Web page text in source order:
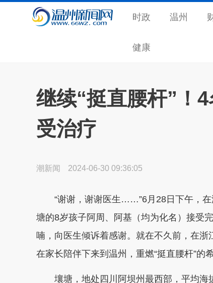
时政 温州
健康
继续“挺直腰杆”！
受治疗
潮新闻 2024-06-30 09:36:05
“谢谢，谢谢医生……”6月28日下午，在
塘的8岁孩子阿周、阿基（均为化名）接受
喃，向医生倾诉着感谢。就在不久前，在
在家长陪伴下来到温州，重燃“挺直腰杆”的希
壤塘，地处四川阿坝州最西部，平均海